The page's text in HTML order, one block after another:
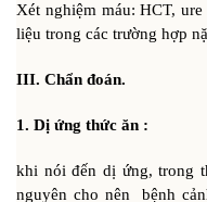
Xét nghiệm máu: HCT,
liệu trong các trường hợp
III. Chẩn đoán.
1. Dị ứng thức ăn :
khi nói đến dị ứng, trong
nguyên cho nên bệnh